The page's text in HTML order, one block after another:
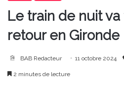
Le train de nuit
retour en Gironde
BAB Redacteur 11 octobre 2024
2 minutes de lecture